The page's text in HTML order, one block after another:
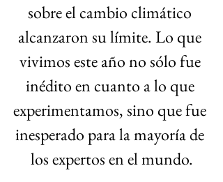
sobre el cambio climático
alcanzaron su límite. Lo que
vivimos este año no sólo fue
inédito en cuanto a lo que
experimentamos, sino que fue
inesperado para la mayoría de
los expertos en el mundo.